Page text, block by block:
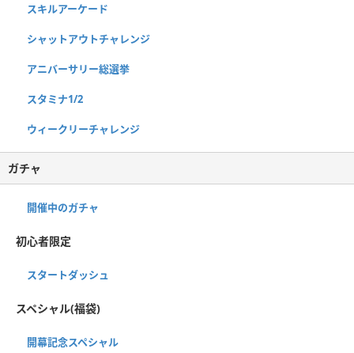
スキルアーケード
シャットアウトチャレンジ
アニバーサリー総選挙
スタミナ1/2
ウィークリーチャレンジ
ガチャ
開催中のガチャ
初心者限定
スタートダッシュ
スペシャル(福袋)
開幕記念スペシャル